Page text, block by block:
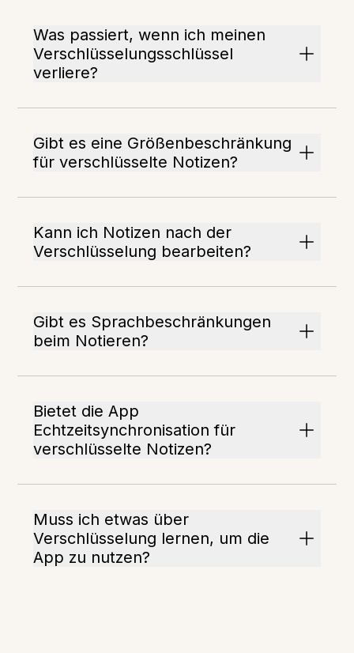
Was passiert, wenn ich meinen
Verschlüsselungsschlüssel
verliere?
Gibt es eine Größenbeschränkung
für verschlüsselte Notizen?
Kann ich Notizen nach der
Verschlüsselung bearbeiten?
Gibt es Sprachbeschränkungen
beim Notieren?
Bietet die App
Echtzeitsynchronisation für
verschlüsselte Notizen?
Muss ich etwas über
Verschlüsselung lernen, um die
App zu nutzen?